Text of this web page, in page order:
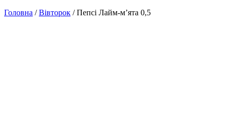
Головна /Вівторок / Пепсі Лайм-м’ята 0,5